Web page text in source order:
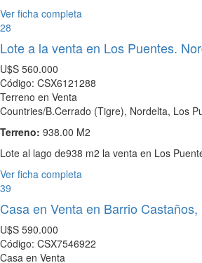
Ver ficha completa
28
Lote a la venta en Los Puentes.
U$S 560.000
Código: CSX6121288
Terreno en Venta
Countries/B.Cerrado (Tigre), Nordelta, Los
Terreno: 938.00 M2
Lote al lago de938 m2 la venta en Los
Ver ficha completa
39
Casa en Venta en Barrio
U$S 590.000
Código: CSX7546922
Casa en Venta